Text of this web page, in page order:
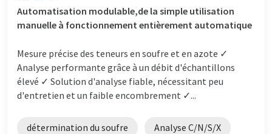
Automatisation modulable,de la simple utilisation
manuelle à fonctionnement entièrement automatique
Mesure précise des teneurs en soufre et en azote ✓
Analyse performante grâce à un débit d'échantillons
élevé ✓ Solution d'analyse fiable, nécessitant peu
d'entretien et un faible encombrement ✓...
détermination du soufre Analyse C/N/S/X